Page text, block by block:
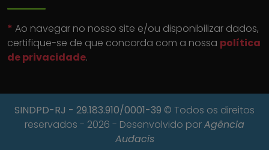
* Ao navegar no nosso site e/ou disponibilizar dados,
certifique-se de que concorda com a nossa política
de privacidade.
SINDPD-RJ - 29.183.910/0001-39 © Todos os direitos
reservados - 2026 - Desenvolvido porAgência
Audacis